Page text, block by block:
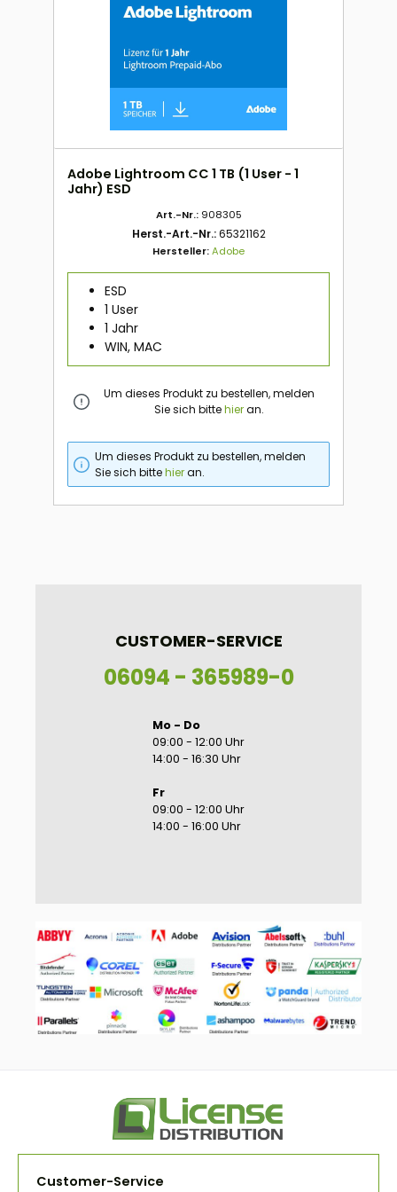
CUSTOMER-SERVICE
06094 - 365989-0
Mo - Do
09:00 - 12:00 Uhr
14:00 - 16:30 Uhr
Fr
09:00 - 12:00 Uhr
14:00 - 16:00 Uhr
Adobe Lightroom CC 1 TB (1 User - 1
Jahr) ESD
Art.-Nr.: 908305
Herst.-Art.-Nr.:65321162
Hersteller:Adobe
ESD
1 User
1 Jahr
WIN, MAC
Um dieses Produkt zu bestellen, melden
Sie sich bittehieran.
Um dieses Produkt zu bestellen, melden
Sie sich bittehieran.
Customer-Service